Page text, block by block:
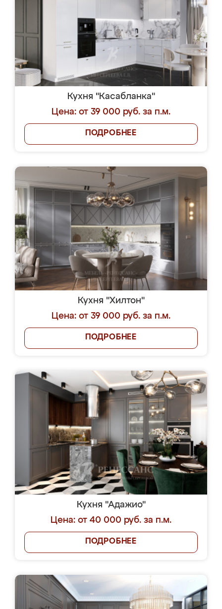
Кухня "Касабланка"
Цена: от 39 000 руб. за п.м.
ПОДРОБНЕЕ
Кухня "Хилтон"
Цена: от 39 000 руб. за п.м.
ПОДРОБНЕЕ
Кухня "Адажио"
Цена: от 40 000 руб. за п.м.
ПОДРОБНЕЕ